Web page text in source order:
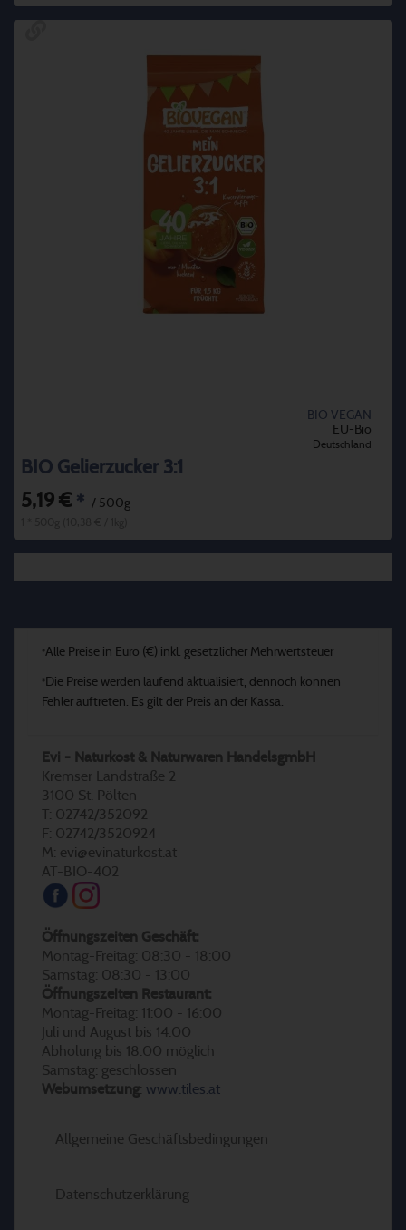
BIO VEGAN
EU-Bio
Deutschland
BIO Gelierzucker 3:1
5,19 € * / 500g
*Alle Preise in Euro (€) inkl. gesetzlicher Mehrwertsteuer
* Die Preise werden laufend aktualisiert, dennoch können
Fehler auftreten. Es gilt der Preis an der Kassa.
Evi - Naturkost & Naturwaren HandelsgmbH
Kremser Landstraße 2
3100 St. Pölten
T: 02742/352092
F: 02742/3520924
M: evi@evinaturkost.at
AT-BIO-402
Öffnungszeiten Geschäft:
Montag-Freitag: 08:30 - 18:00
Samstag: 08:30 - 13:00
Öffnungszeiten Restaurant:
Montag-Freitag: 11:00 - 16:00
Juli und August bis 14:00
Abholung bis 18:00 möglich
Samstag: geschlossen
Webumsetzung: www.tiles.at
Allgemeine Geschäftsbedingungen
Datenschutzerklärung